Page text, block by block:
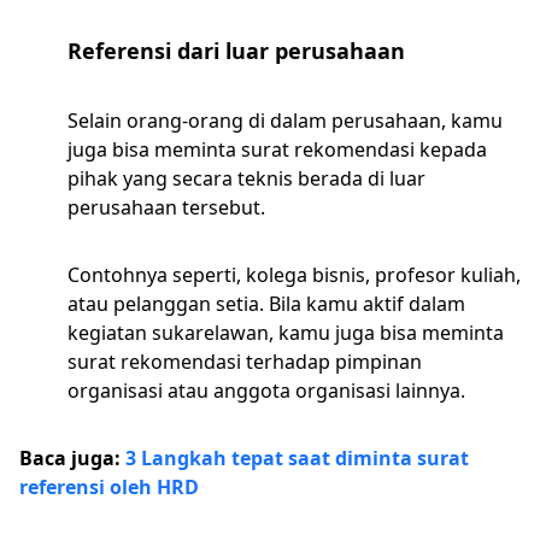
Referensi dari luar perusahaan
Selain orang-orang di dalam perusahaan, kamu
juga bisa meminta surat rekomendasi kepada
pihak yang secara teknis berada di luar
perusahaan tersebut.
Contohnya seperti, kolega bisnis, profesor kuliah,
atau pelanggan setia. Bila kamu aktif dalam
kegiatan sukarelawan, kamu juga bisa meminta
surat rekomendasi terhadap pimpinan
organisasi atau anggota organisasi lainnya.
Baca juga: 3 Langkah tepat saat diminta surat
referensi oleh HRD